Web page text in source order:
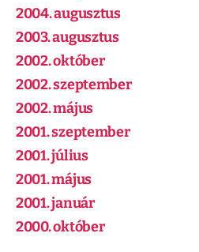
2004. augusztus
2003. augusztus
2002. október
2002. szeptember
2002. május
2001. szeptember
2001. július
2001. május
2001. január
2000. október